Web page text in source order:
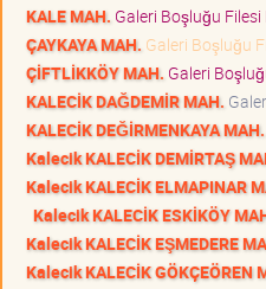
KALE MAH. Galeri Boşluğu
ÇAYKAYA MAH. Galeri Boşluğu
ÇİFTLİKKÖY MAH. Galeri
KALECİK DAĞDEMİR MAH.
KALECİK DEĞİRMENKAYA MAH.
Kalecik KALECİK DEMİRTAŞ
Kalecik KALECİK ELMAPINAR
Kalecik KALECİK ESKİKÖY
Kalecik KALECİK EŞMEDERE
Kalecik KALECİK GÖKÇEÖREN